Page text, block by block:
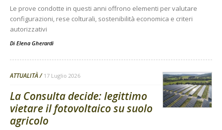
Le prove condotte in questi anni offrono elementi per valutare
configurazioni, rese colturali, sostenibilità economica e criteri
autorizzativi
Di Elena Gherardi
ATTUALITÀ 17 Luglio 2026
La Consulta decide: legittimo
vietare il fotovoltaico su suolo
agricolo